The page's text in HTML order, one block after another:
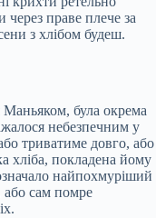
через праве плече за
з хлібом будеш.
була окрема
небезпечним у
триватиме довго, або
хліба, покладена йому
найпохмуріший
або сам помре